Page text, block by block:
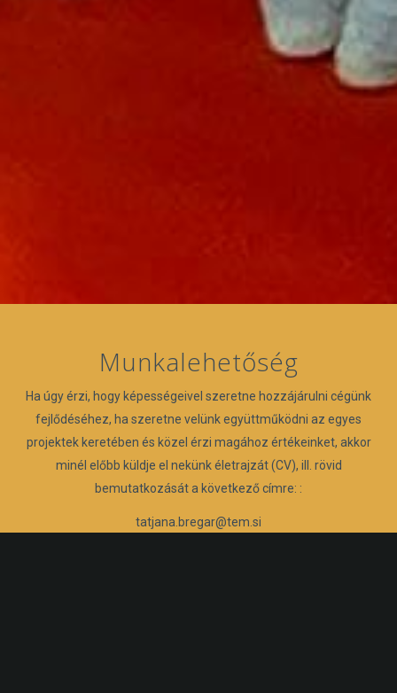
Munkalehetőség
Ha úgy érzi, hogy képességeivel szeretne hozzájárulni cégünk
fejlődéséhez, ha szeretne velünk együttműködni az egyes
projektek keretében és közel érzi magához értékeinket, akkor
minél előbb küldje el nekünk életrajzát (CV), ill. rövid
bemutatkozását a következő címre: :
tatjana.bregar@tem.si